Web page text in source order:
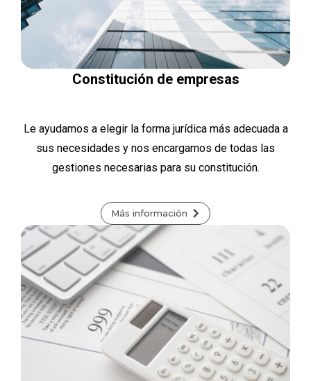
Constitución de empresas
Le ayudamos a elegir la forma jurídica más adecuada a
sus necesidades y nos encargamos de todas las
gestiones necesarias para su constitución.
Más información